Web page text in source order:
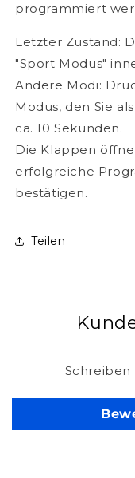
programmiert
Letzter Zustand:
"Sport Modus"
Andere Modi:
Modus, den Sie
ca. 10 Sekunden.
Die Klappen
erfolgreiche
bestätigen.
Teilen
Schreiben